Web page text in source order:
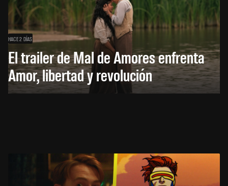
HACE 2 DÍAS
El trailer de Mal de Amores enfrenta
Amor, libertad y revolución